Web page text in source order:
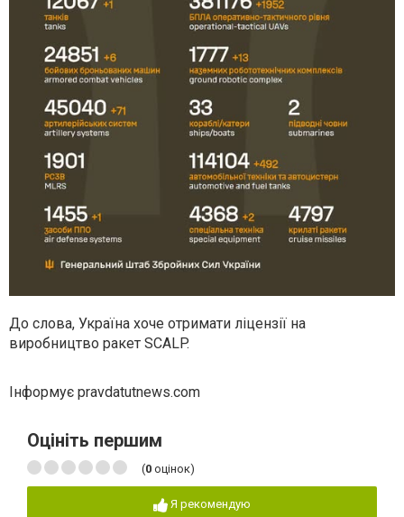
До слова, Україна хоче отримати ліцензії на
виробництво ракет SCALP.
Інформує pravdatutnews.com
Оцініть першим
(0 оцінок)
Я рекомендую